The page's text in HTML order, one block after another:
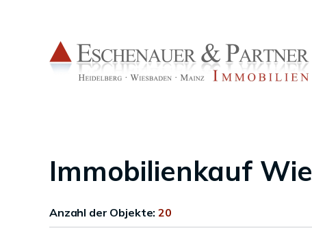
Immobilienkauf
Anzahl der Objekte:20